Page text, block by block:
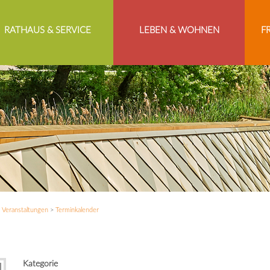
RATHAUS & SERVICE LEBEN & WOHNEN
Veranstaltungen> Terminkalender
Kategorie